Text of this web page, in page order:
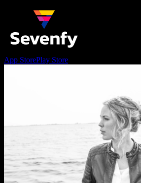
App StorePlay Store